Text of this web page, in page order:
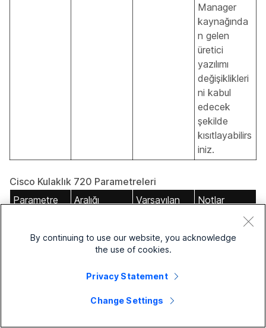
Manager
kaynağında
n gelen
üretici
yazılımı
değişiklikleri
ni kabul
edecek
şekilde
kısıtlayabilirs
iniz.
Cisco Kulaklık 720 Parametreleri
Parametre
Aralığı Varsayılan
Notlar
üretici
By continuing to use our website, you acknowledge
the use of cookies.
Privacy Statement
Change Settings